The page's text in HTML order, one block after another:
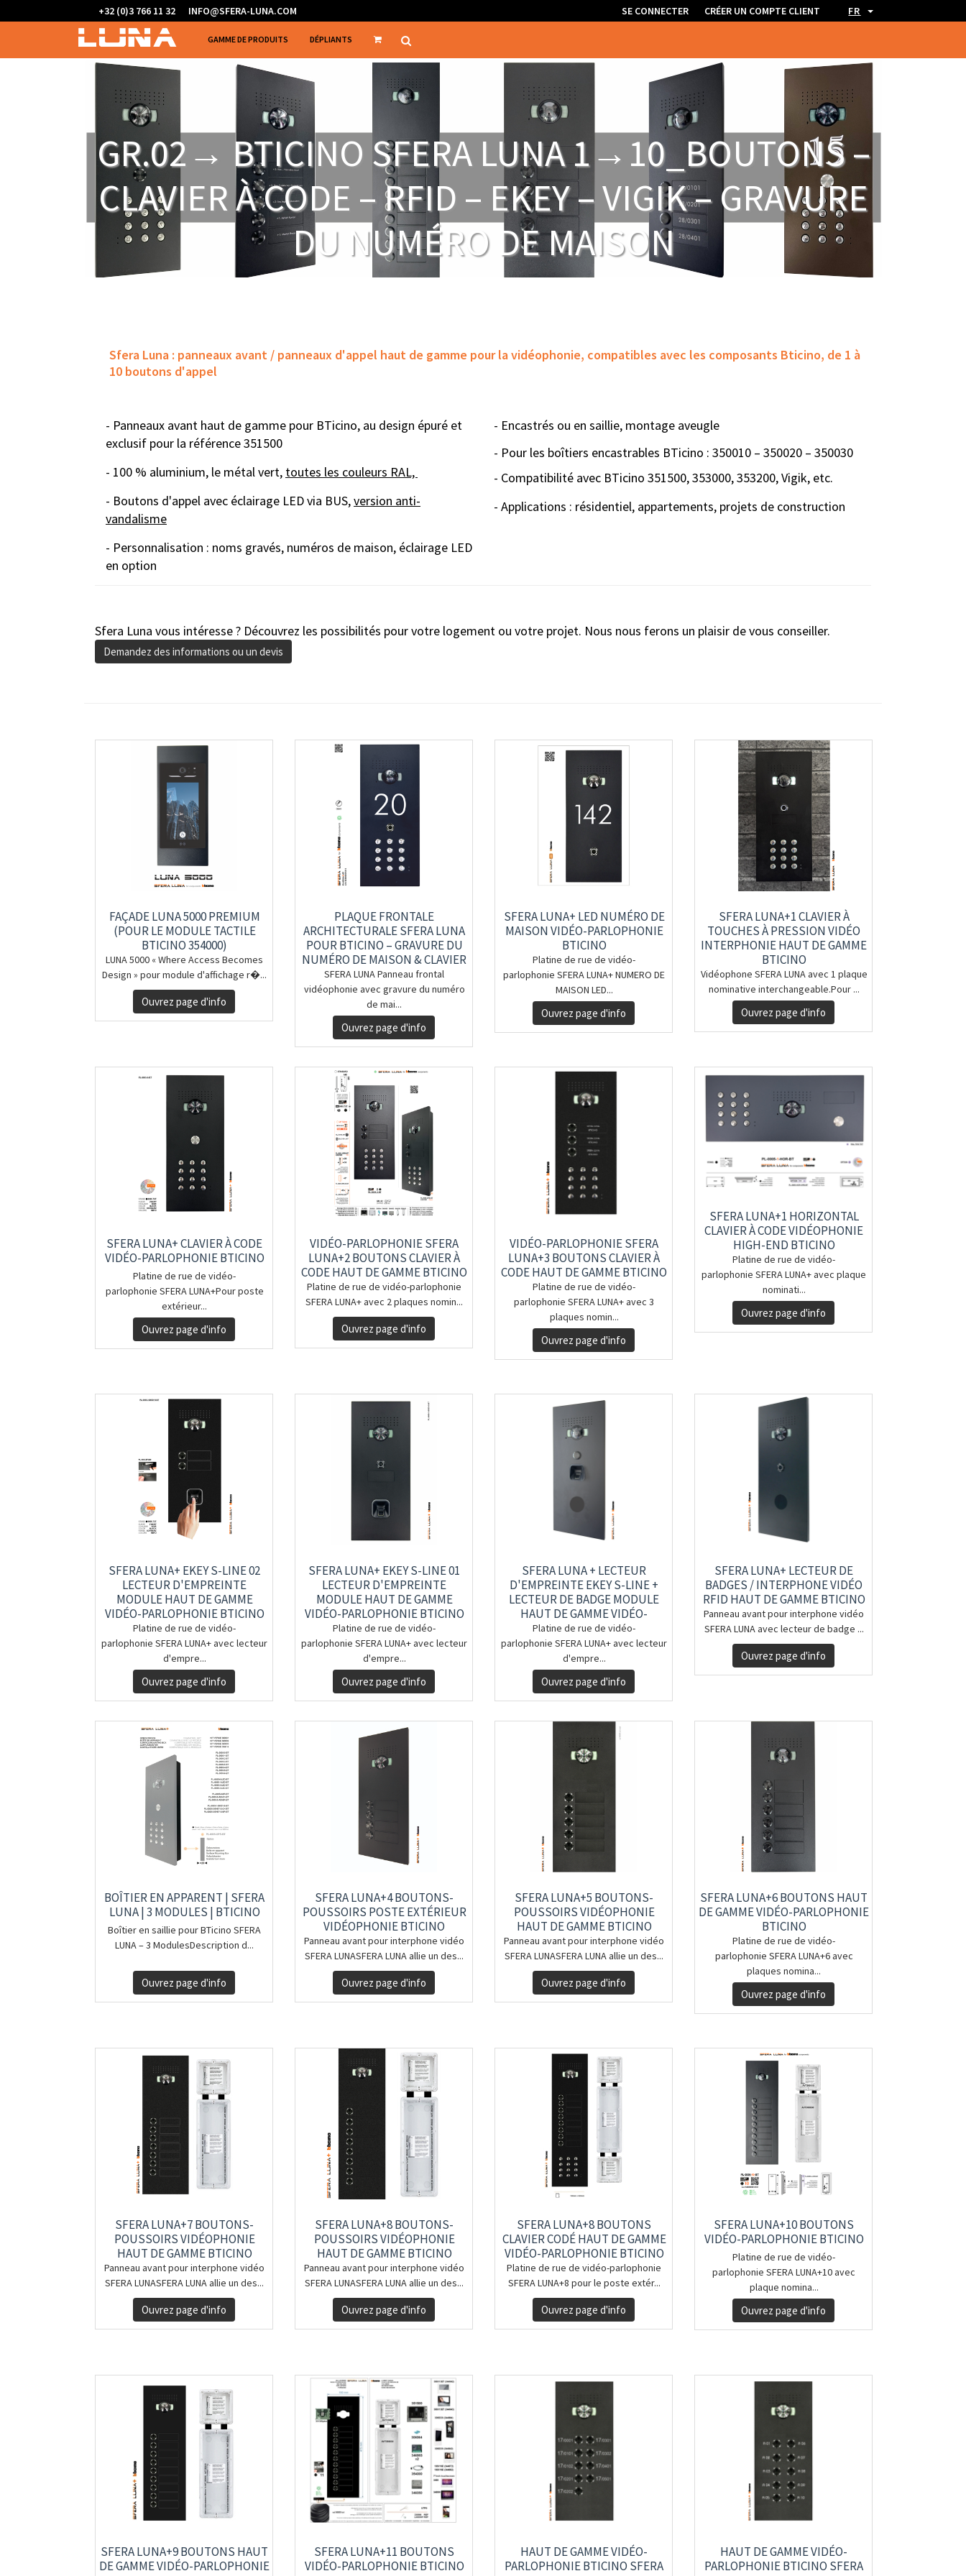
+32 (0)3 766 11 32 INFO@SFERA-LUNA.COM SE CONNECTER CRÉER UN COMPTE CLIENT FR
GAMME DE PRODUITS DÉPLIANTS
GR.02→ BTICINO SFERA LUNA 1→10_BOUTONS –
CLAVIER À CODE – RFID – EKEY – VIGIK – GRAVURE
DU NUMÉRO DE MAISON
Sfera Luna : panneaux avant / panneaux d'appel haut de gamme pour la vidéophonie, compatibles avec les composants Bticino, de 1 à
10 boutons d'appel
- Panneaux avant haut de gamme pour BTicino, au design épuré et
exclusif pour la référence 351500
- 100 % aluminium, le métal vert, toutes les couleurs RAL,
- Boutons d'appel avec éclairage LED via BUS,version anti-
vandalisme
- Personnalisation : noms gravés, numéros de maison, éclairage LED
en option
- Encastrés ou en saillie, montage aveugle
- Pour les boîtiers encastrables BTicino : 350010 – 350020 – 350030
- Compatibilité avec BTicino 351500, 353000, 353200, Vigik, etc.
- Applications : résidentiel, appartements, projets de construction
Sfera Luna vous intéresse ? Découvrez les possibilités pour votre logement ou votre projet. Nous nous ferons un plaisir de vous conseiller.
Demandez des informations ou un devis
FAÇADE LUNA 5000 PREMIUM
(POUR LE MODULE TACTILE
BTICINO 354000)
LUNA 5000 « Where Access Becomes
Design » pour module d'affichage r�...
Ouvrez page d'info
PLAQUE FRONTALE
ARCHITECTURALE SFERA LUNA
POUR BTICINO – GRAVURE DU
NUMÉRO DE MAISON & CLAVIER
À CODE
SFERA LUNA Panneau frontal
vidéophonie avec gravure du numéro
de mai...
Ouvrez page d'info
SFERA LUNA+ LED NUMÉRO DE
MAISON VIDÉO-PARLOPHONIE
BTICINO
Platine de rue de vidéo-
parlophonie SFERA LUNA+ NUMERO DE
MAISON LED...
Ouvrez page d'info
SFERA LUNA+1 CLAVIER À
TOUCHES À PRESSION VIDÉO
INTERPHONIE HAUT DE GAMME
BTICINO
Vidéophone SFERA LUNA avec 1 plaque
nominative interchangeable.Pour ...
Ouvrez page d'info
SFERA LUNA+ CLAVIER À CODE
VIDÉO-PARLOPHONIE BTICINO
Platine de rue de vidéo-
parlophonie SFERA LUNA+Pour poste
extérieur...
Ouvrez page d'info
VIDÉO-PARLOPHONIE SFERA
LUNA+2 BOUTONS CLAVIER À
CODE HAUT DE GAMME BTICINO
Platine de rue de vidéo-parlophonie
SFERA LUNA+ avec 2 plaques nomin...
Ouvrez page d'info
VIDÉO-PARLOPHONIE SFERA
LUNA+3 BOUTONS CLAVIER À
CODE HAUT DE GAMME BTICINO
Platine de rue de vidéo-
parlophonie SFERA LUNA+ avec 3
plaques nomin...
Ouvrez page d'info
SFERA LUNA+1 HORIZONTAL
CLAVIER À CODE VIDÉOPHONIE
HIGH-END BTICINO
Platine de rue de vidéo-
parlophonie SFERA LUNA+ avec plaque
nominati...
Ouvrez page d'info
SFERA LUNA+ EKEY S-LINE 02
LECTEUR D'EMPREINTE
MODULE HAUT DE GAMME
VIDÉO-PARLOPHONIE BTICINO
Platine de rue de vidéo-
parlophonie SFERA LUNA+ avec lecteur
d'empre...
Ouvrez page d'info
SFERA LUNA+ EKEY S-LINE 01
LECTEUR D'EMPREINTE
MODULE HAUT DE GAMME
VIDÉO-PARLOPHONIE BTICINO
Platine de rue de vidéo-
parlophonie SFERA LUNA+ avec lecteur
d'empre...
Ouvrez page d'info
SFERA LUNA + LECTEUR
D'EMPREINTE EKEY S-LINE +
LECTEUR DE BADGE MODULE
HAUT DE GAMME VIDÉO-
PARLOPHONIE BTICINO
Platine de rue de vidéo-
parlophonie SFERA LUNA+ avec lecteur
d'empre...
Ouvrez page d'info
SFERA LUNA+ LECTEUR DE
BADGES / INTERPHONE VIDÉO
RFID HAUT DE GAMME BTICINO
Panneau avant pour interphone vidéo
SFERA LUNA avec lecteur de badge ...
Ouvrez page d'info
BOÎTIER EN APPARENT | SFERA
LUNA | 3 MODULES | BTICINO
Boîtier en saillie pour BTicino SFERA
LUNA – 3 ModulesDescription d...
Ouvrez page d'info
SFERA LUNA+4 BOUTONS-
POUSSOIRS POSTE EXTÉRIEUR
VIDÉOPHONIE BTICINO
Panneau avant pour interphone vidéo
SFERA LUNASFERA LUNA allie un des...
Ouvrez page d'info
SFERA LUNA+5 BOUTONS-
POUSSOIRS VIDÉOPHONIE
HAUT DE GAMME BTICINO
Panneau avant pour interphone vidéo
SFERA LUNASFERA LUNA allie un des...
Ouvrez page d'info
SFERA LUNA+6 BOUTONS HAUT
DE GAMME VIDÉO-PARLOPHONIE
BTICINO
Platine de rue de vidéo-
parlophonie SFERA LUNA+6 avec
plaques nomina...
Ouvrez page d'info
SFERA LUNA+7 BOUTONS-
POUSSOIRS VIDÉOPHONIE
HAUT DE GAMME BTICINO
Panneau avant pour interphone vidéo
SFERA LUNASFERA LUNA allie un des...
Ouvrez page d'info
SFERA LUNA+8 BOUTONS-
POUSSOIRS VIDÉOPHONIE
HAUT DE GAMME BTICINO
Panneau avant pour interphone vidéo
SFERA LUNASFERA LUNA allie un des...
Ouvrez page d'info
SFERA LUNA+8 BOUTONS
CLAVIER CODÉ HAUT DE GAMME
VIDÉO-PARLOPHONIE BTICINO
Platine de rue de vidéo-parlophonie
SFERA LUNA+8 pour le poste extér...
Ouvrez page d'info
SFERA LUNA+10 BOUTONS
VIDÉO-PARLOPHONIE BTICINO
Platine de rue de vidéo-
parlophonie SFERA LUNA+10 avec
plaque nomina...
Ouvrez page d'info
SFERA LUNA+9 BOUTONS HAUT
DE GAMME VIDÉO-PARLOPHONIE
SFERA LUNA+11 BOUTONS
VIDÉO-PARLOPHONIE BTICINO
HAUT DE GAMME VIDÉO-
PARLOPHONIE BTICINO SFERA
HAUT DE GAMME VIDÉO-
PARLOPHONIE BTICINO SFERA